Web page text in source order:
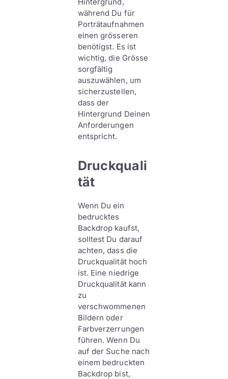
während Du für
Porträtaufnahmen
einen grösseren
benötigst. Es ist
wichtig, die Grösse
sorgfältig
auszuwählen, um
sicherzustellen,
dass der
Hintergrund Deinen
Anforderungen
entspricht.
Druckquali
tät
Wenn Du ein
bedrucktes
Backdrop kaufst,
solltest Du darauf
achten, dass die
Druckqualität hoch
ist. Eine niedrige
Druckqualität kann
zu
verschwommenen
Bildern oder
Farbverzerrungen
führen. Wenn Du
auf der Suche nach
einem bedruckten
Backdrop bist,